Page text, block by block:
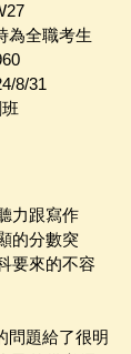
為全職考生
8/31
力跟寫作
的分數突
要來的不容
問題給了很明